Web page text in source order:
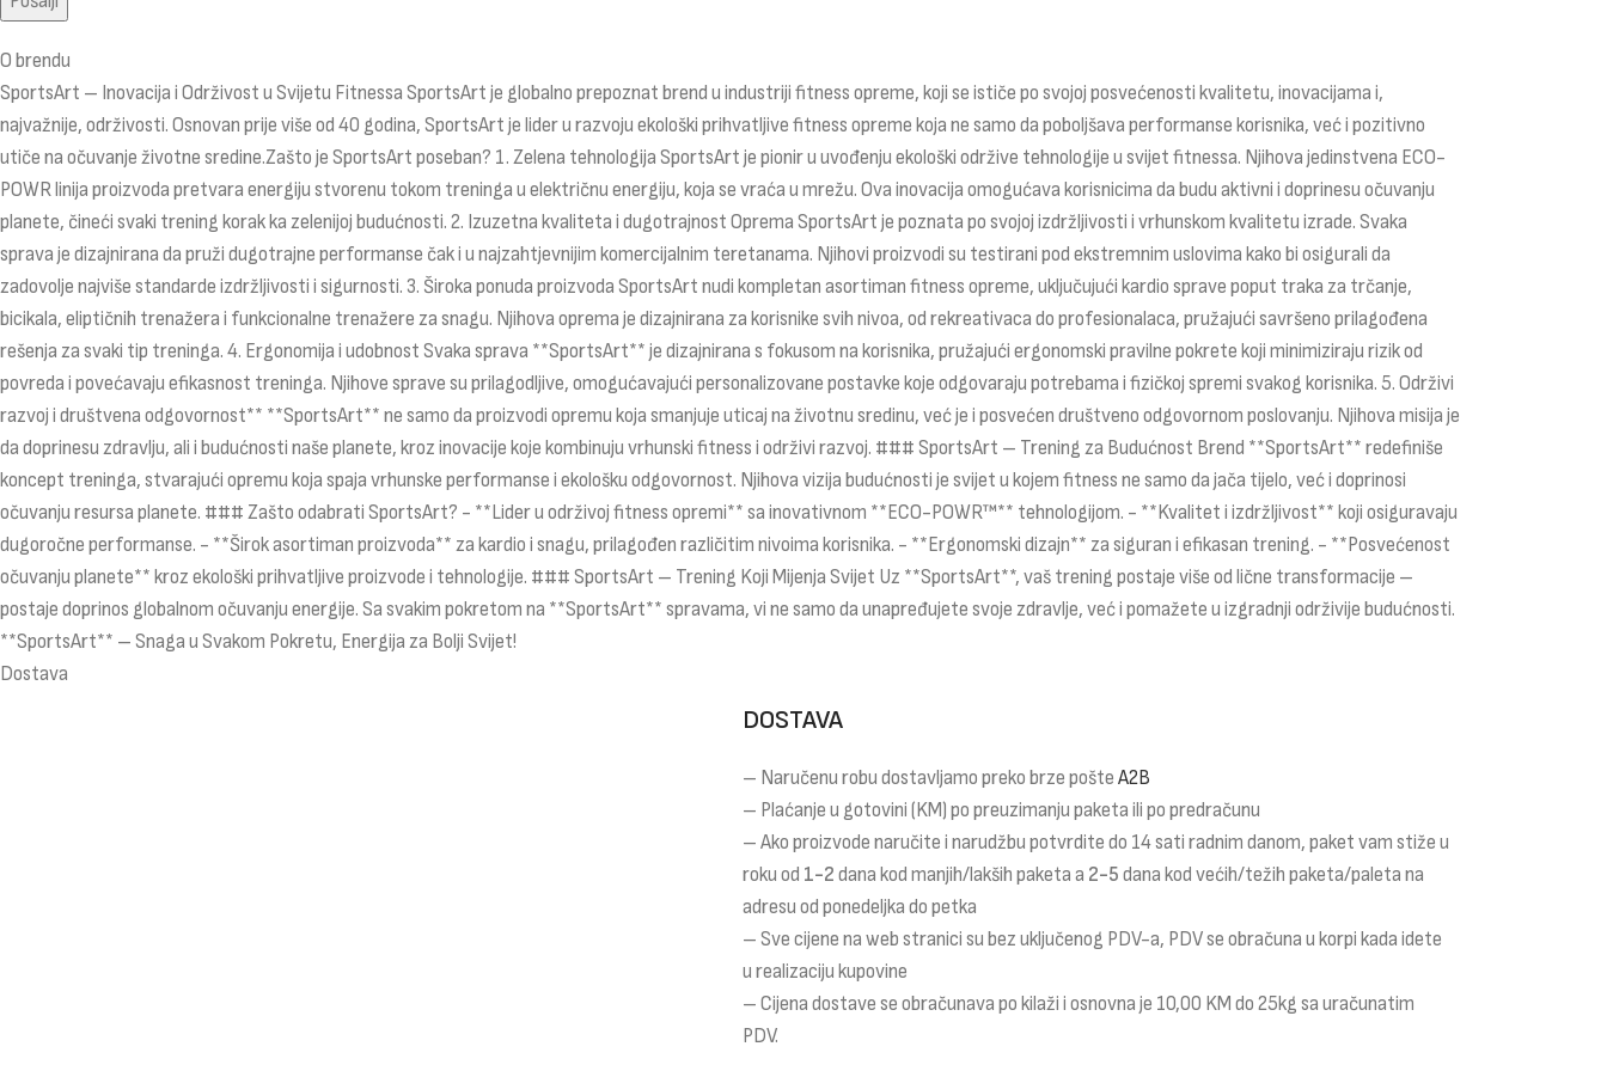
O brendu
SportsArt – Inovacija i Održivost u Svijetu Fitnessa SportsArt je globalno prepoznat brend u industriji fitness opreme, koji se ističe po svojoj posvećenosti kvalitetu, inovacijama i,
najvažnije, održivosti. Osnovan prije više od 40 godina, SportsArt je lider u razvoju ekološki prihvatljive fitness opreme koja ne samo da poboljšava performanse korisnika, već i pozitivno
utiče na očuvanje životne sredine.Zašto je SportsArt poseban? 1. Zelena tehnologija SportsArt je pionir u uvođenju ekološki održive tehnologije u svijet fitnessa. Njihova jedinstvena ECO-
POWR linija proizvoda pretvara energiju stvorenu tokom treninga u električnu energiju, koja se vraća u mrežu. Ova inovacija omogućava korisnicima da budu aktivni i doprinesu očuvanju
planete, čineći svaki trening korak ka zelenijoj budućnosti. 2. Izuzetna kvaliteta i dugotrajnost Oprema SportsArt je poznata po svojoj izdržljivosti i vrhunskom kvalitetu izrade. Svaka
sprava je dizajnirana da pruži dugotrajne performanse čak i u najzahtjevnijim komercijalnim teretanama. Njihovi proizvodi su testirani pod ekstremnim uslovima kako bi osigurali da
zadovolje najviše standarde izdržljivosti i sigurnosti. 3. Široka ponuda proizvoda SportsArt nudi kompletan asortiman fitness opreme, uključujući kardio sprave poput traka za trčanje,
bicikala, eliptičnih trenažera i funkcionalne trenažere za snagu. Njihova oprema je dizajnirana za korisnike svih nivoa, od rekreativaca do profesionalaca, pružajući savršeno prilagođena
rešenja za svaki tip treninga. 4. Ergonomija i udobnost Svaka sprava **SportsArt** je dizajnirana s fokusom na korisnika, pružajući ergonomski pravilne pokrete koji minimiziraju rizik od
povreda i povećavaju efikasnost treninga. Njihove sprave su prilagodljive, omogućavajući personalizovane postavke koje odgovaraju potrebama i fizičkoj spremi svakog korisnika. 5. Održivi
razvoj i društvena odgovornost** **SportsArt** ne samo da proizvodi opremu koja smanjuje uticaj na životnu sredinu, već je i posvećen društveno odgovornom poslovanju. Njihova misija je
da doprinesu zdravlju, ali i budućnosti naše planete, kroz inovacije koje kombinuju vrhunski fitness i održivi razvoj. ### SportsArt – Trening za Budućnost Brend **SportsArt** redefiniše
koncept treninga, stvarajući opremu koja spaja vrhunske performanse i ekološku odgovornost. Njihova vizija budućnosti je svijet u kojem fitness ne samo da jača tijelo, već i doprinosi
očuvanju resursa planete. ### Zašto odabrati SportsArt? - **Lider u održivoj fitness opremi** sa inovativnom **ECO-POWR™** tehnologijom. - **Kvalitet i izdržljivost** koji osiguravaju
dugoročne performanse. - **Širok asortiman proizvoda** za kardio i snagu, prilagođen različitim nivoima korisnika. - **Ergonomski dizajn** za siguran i efikasan trening. - **Posvećenost
očuvanju planete** kroz ekološki prihvatljive proizvode i tehnologije. ### SportsArt – Trening Koji Mijenja Svijet Uz **SportsArt**, vaš trening postaje više od lične transformacije –
postaje doprinos globalnom očuvanju energije. Sa svakim pokretom na **SportsArt** spravama, vi ne samo da unapređujete svoje zdravlje, već i pomažete u izgradnji održivije budućnosti.
**SportsArt** – Snaga u Svakom Pokretu, Energija za Bolji Svijet!
Dostava
DOSTAVA
– Naručenu robu dostavljamo preko brze pošte A2B
– Plaćanje u gotovini (KM) po preuzimanju paketa ili po predračunu
– Ako proizvode naručite i narudžbu potvrdite do 14 sati radnim danom, paket vam stiže u
roku od 1-2 dana kod manjih/lakših paketa a 2-5 dana kod većih/težih paketa/paleta na
adresu od ponedeljka do petka
– Sve cijene na web stranici su bez uključenog PDV-a, PDV se obračuna u korpi kada idete
u realizaciju kupovine
– Cijena dostave se obračunava po kilaži i osnovna je 10,00 KM do 25kg sa uračunatim
PDV.